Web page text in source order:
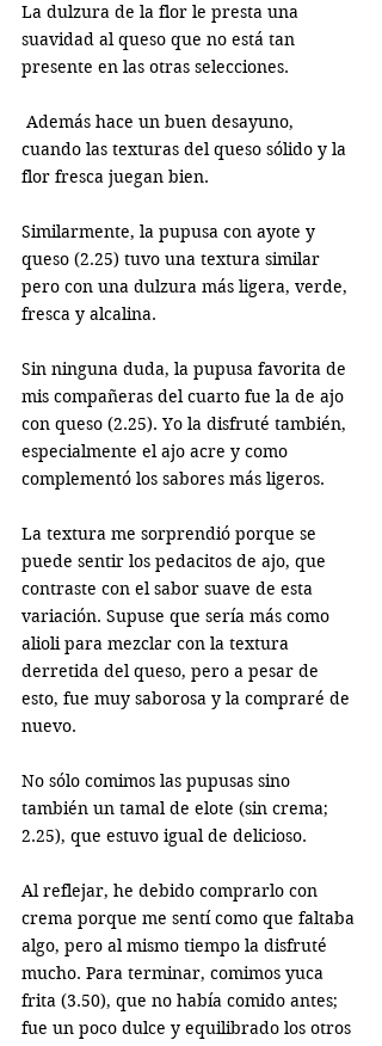
La dulzura de la flor le presta una
suavidad al queso que no está tan
presente en las otras selecciones.
cuando las texturas del queso sólido y la
flor fresca juegan bien.
Similarmente, la pupusa con ayote y
queso (2.25) tuvo una textura similar
pero con una dulzura más ligera, verde,
fresca y alcalina.
Sin ninguna duda, la pupusa favorita de
mis compañeras del cuarto fue la de ajo
con queso (2.25). Yo la disfruté también,
especialmente el ajo acre y como
complementó los sabores más ligeros.
La textura me sorprendió porque se
puede sentir los pedacitos de ajo, que
contraste con el sabor suave de esta
variación. Supuse que sería más como
alioli para mezclar con la textura
derretida del queso, pero a pesar de
esto, fue muy saborosa y la compraré de
nuevo.
No sólo comimos las pupusas sino
también un tamal de elote (sin crema;
2.25), que estuvo igual de delicioso.
Al reflejar, he debido comprarlo con
crema porque me sentí como que faltaba
algo, pero al mismo tiempo la disfruté
mucho. Para terminar, comimos yuca
frita (3.50), que no había comido antes;
fue un poco dulce y equilibrado los otros